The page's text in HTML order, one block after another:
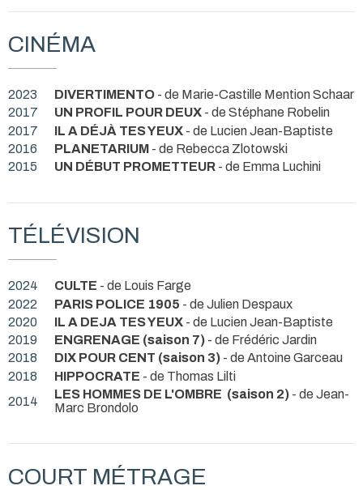
CINÉMA
2023 DIVERTIMENTO - de Marie-Castille Mention Schaar
2017
UN PROFIL POUR DEUX - de Stéphane Robelin
2017
IL A DÉJÀ TES YEUX - de Lucien Jean-Baptiste
2016
PLANETARIUM - de Rebecca Zlotowski
2015
UN DÉBUT PROMETTEUR - de Emma Luchini
TÉLÉVISION
2024 CULTE - de Louis Farge
2022
PARIS POLICE 1905 - de Julien Despaux
2020
IL A DEJA TES YEUX - de Lucien Jean-Baptiste
2019
ENGRENAGE (saison 7) - de Frédéric Jardin
2018
DIX POUR CENT (saison 3) - de Antoine Garceau
2018
HIPPOCRATE - de Thomas Lilti
2014
LES HOMMES DE L'OMBRE (saison 2) - de Jean-
Marc Brondolo
COURT MÉTRAGE